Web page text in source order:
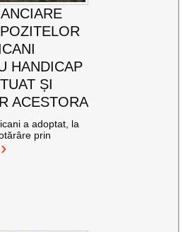
HANDICAP
ȘI
ACESTORA
a adoptat, la
prin